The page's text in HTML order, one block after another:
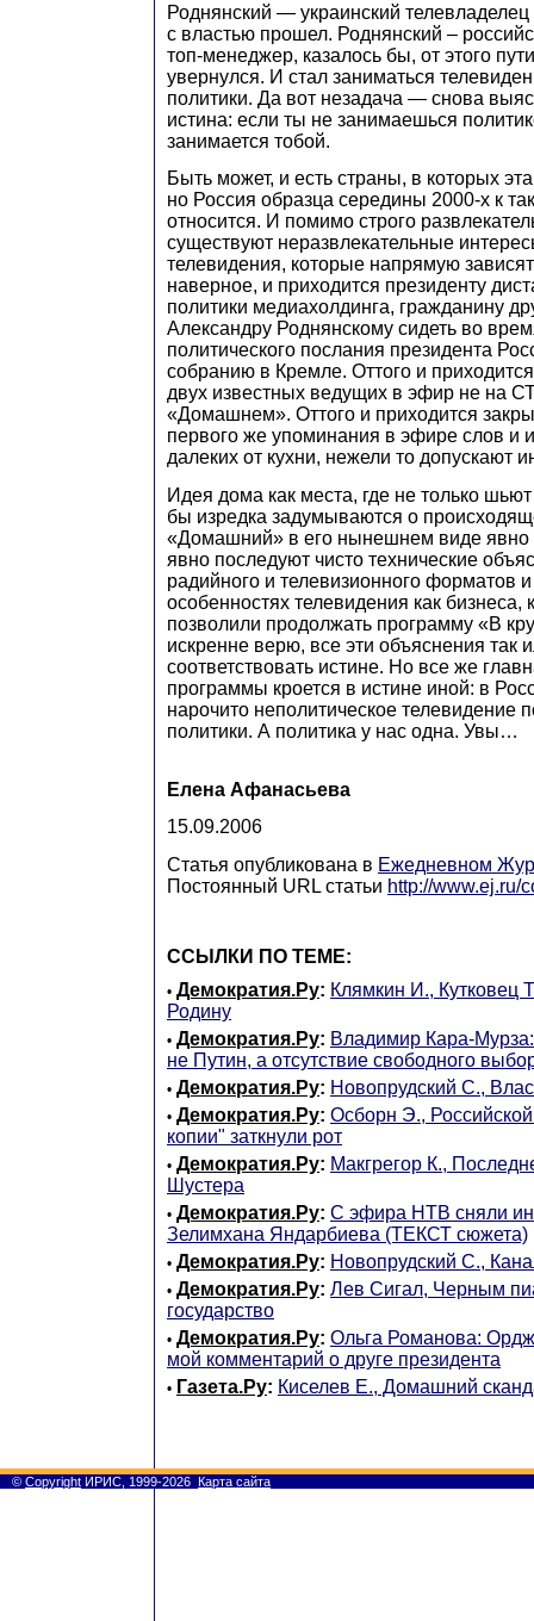
Роднянский — украинский
с властью прошел. Роднянский –
топ-менеджер, казалось бы, от этого
увернулся. И стал заниматься
политики. Да вот незадача — снова
истина: если ты не занимаешься
занимается тобой.
Быть может, и есть страны, в которых
но Россия образца середины 2000-х к
относится. И помимо строго
существуют неразвлекательные
телевидения, которые напрямую
наверное, и приходится президенту
политики медиахолдинга, гражданину
Александру Роднянскому сидеть во
политического послания президента
собранию в Кремле. Оттого и
двух известных ведущих в эфир не на
«Домашнем». Оттого и приходится
первого же упоминания в эфире слов и
далеких от кухни, нежели то допускают
Идея дома как места, где не только
бы изредка задумываются о
«Домашний» в его нынешнем виде явно
явно последуют чисто технические
радийного и телевизионного форматов
особенностях телевидения как бизнеса,
позволили продолжать программу «В
искренне верю, все эти объяснения так
соответствовать истине. Но все же
программы кроется в истине иной: в
нарочито неполитическое телевидение
политики. А политика у нас одна. Увы…
Елена Афанасьева
15.09.2006
Статья опубликована в Ежедневном
Постоянный URL статьи http://www.ej.ru/
ССЫЛКИ ПО ТЕМЕ:
• Демократия.Ру: Клямкин И., Кутковец
Родину
• Демократия.Ру: Владимир Кара-
не Путин, а отсутствие свободного
• Демократия.Ру: Новопрудский С.,
• Демократия.Ру: Осборн Э.,
копии" заткнули рот
• Демократия.Ру: Макгрегор К.,
Шустера
• Демократия.Ру: С эфира НТВ сняли
Зелимхана Яндарбиева (ТЕКСТ сюжета)
• Демократия.Ру: Новопрудский С.,
• Демократия.Ру: Лев Сигал, Черным
государство
• Демократия.Ру: Ольга Романова:
мой комментарий о друге президента
• Газета.Ру: Киселев Е., Домашний
© Copyright ИРИС, 1999-2026 Карта сайта